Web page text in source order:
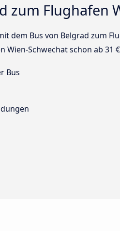
zum Flughafen
dem Bus von Belgrad zum
Wien-Schwechat schon ab 31
Bus